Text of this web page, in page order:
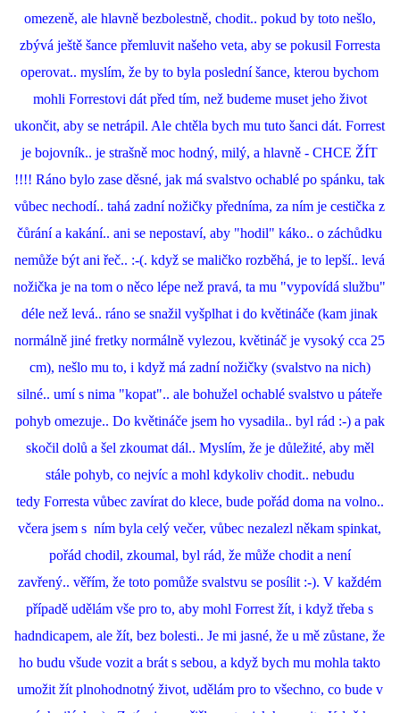
omezeně, ale hlavně bezbolestně, chodit.. pokud by toto nešlo,
zbývá ještě šance přemluvit našeho veta, aby se pokusil Forresta
operovat.. myslím, že by to byla poslední šance, kterou bychom
mohli Forrestovi dát před tím, než budeme muset jeho život
ukončit, aby se netrápil. Ale chtěla bych mu tuto šanci dát. Forrest
je bojovník.. je strašně moc hodný, milý, a hlavně - CHCE ŽÍT
!!!! Ráno bylo zase děsné, jak má svalstvo ochablé po spánku, tak
vůbec nechodí.. tahá zadní nožičky předníma, za ním je cestička z
čůrání a kakání.. ani se nepostaví, aby "hodil" káko.. o záchůdku
nemůže být ani řeč.. :-(. když se maličko rozběhá, je to lepší.. levá
nožička je na tom o něco lépe než pravá, ta mu "vypovídá službu"
déle než levá.. ráno se snažil vyšplhat i do květináče (kam jinak
normálně jiné fretky normálně vylezou, květináč je vysoký cca 25
cm), nešlo mu to, i když má zadní nožičky (svalstvo na nich)
silné.. umí s nima "kopat".. ale bohužel ochablé svalstvo u páteře
pohyb omezuje.. Do květináče jsem ho vysadila.. byl rád :-) a pak
skočil dolů a šel zkoumat dál.. Myslím, že je důležité, aby měl
stále pohyb, co nejvíc a mohl kdykoliv chodit.. nebudu
tedy Forresta vůbec zavírat do klece, bude pořád doma na volno..
včera jsem s ním byla celý večer, vůbec nezalezl někam spinkat,
pořád chodil, zkoumal, byl rád, že může chodit a není
zavřený.. věřím, že toto pomůže svalstvu se posílit :-). V každém
případě udělám vše pro to, aby mohl Forrest žít, i když třeba s
hadndicapem, ale žít, bez bolesti.. Je mi jasné, že u mě zůstane, že
ho budu všude vozit a brát s sebou, a když bych mu mohla takto
umožit žít plnohodnotný život, udělám pro to všechno, co bude v